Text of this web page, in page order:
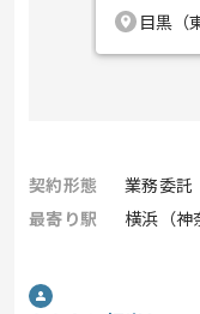
目黒（
契約形態
業務委託
最寄り駅
横浜（神